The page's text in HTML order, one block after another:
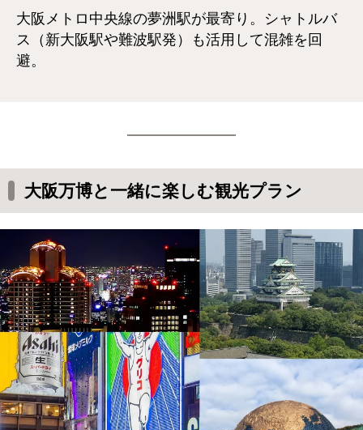
大阪メトロ中央線の夢洲駅が最寄り。シャトルバ
ス（新大阪駅や難波駅発）も活用して混雑を回
避。
大阪万博と一緒に楽しむ観光プラン